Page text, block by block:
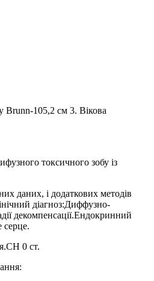
105,2 см 3. Вікова
токсичного зобу із
даних, і додаткових методів
діагноз:Диффузно-
декомпенсації.Ендокринний
серце.
0 ст.